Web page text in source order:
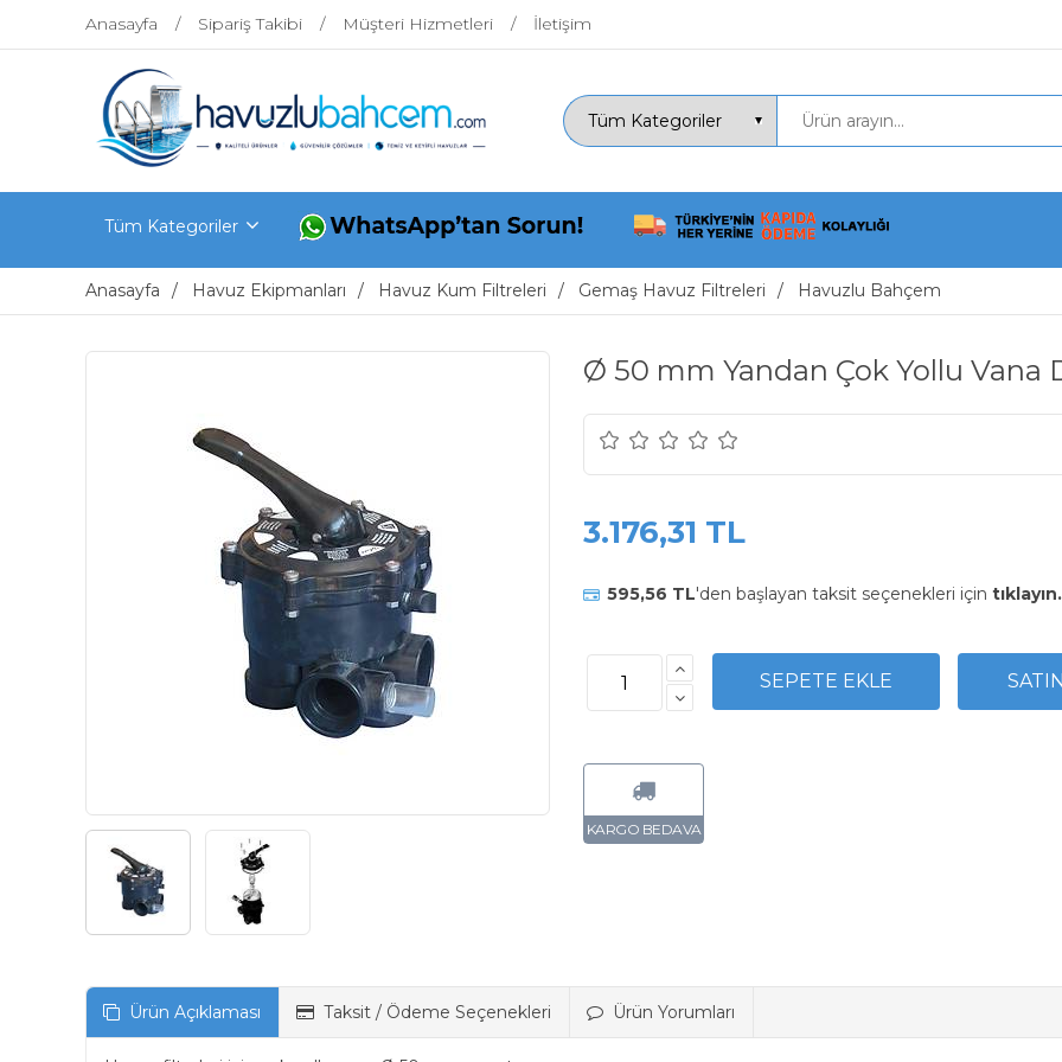
Anasayfa Sipariş Takibi Müşteri Hizmetleri İletişim
Tüm Kategoriler
Anasayfa Havuz Ekipmanları Havuz Kum Filtreleri Gemaş Havuz Filtreleri Havuzlu Bahçem
Ø 50 mm Yandan Çok Yollu Vana
3.176,31 TL
595,56 TL'den başlayan taksit seçenekleri için tıklayın.
Ürün Açıklaması Taksit / Ödeme Seçenekleri Ürün Yorumları